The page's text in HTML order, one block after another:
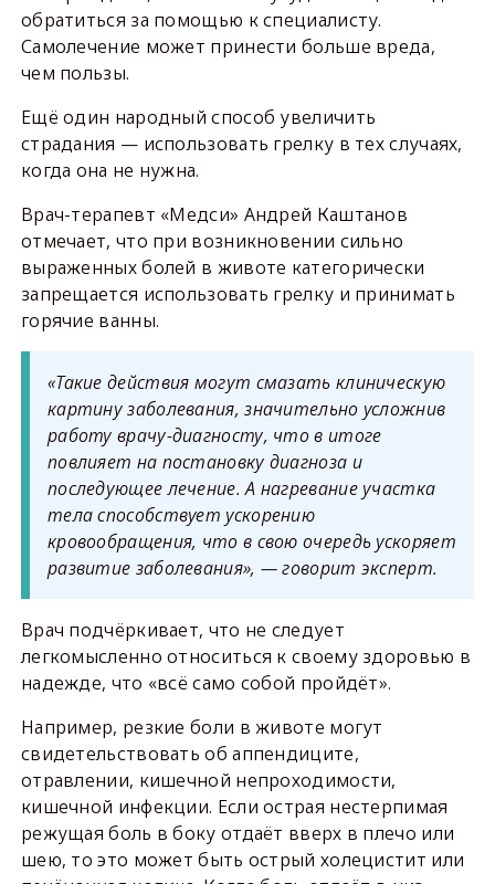
обратиться за помощью к специалисту.
Самолечение может принести больше вреда,
чем пользы.
Ещё один народный способ увеличить
страдания — использовать грелку в тех случаях,
когда она не нужна.
Врач-терапевт «Медси» Андрей Каштанов
отмечает, что при возникновении сильно
выраженных болей в животе категорически
запрещается использовать грелку и принимать
горячие ванны.
«Такие действия могут смазать клиническую
картину заболевания, значительно усложнив
работу врачу-диагносту, что в итоге
повлияет на постановку диагноза и
последующее лечение. А нагревание участка
тела способствует ускорению
кровообращения, что в свою очередь ускоряет
развитие заболевания», — говорит эксперт.
Врач подчёркивает, что не следует
легкомысленно относиться к своему здоровью в
надежде, что «всё само собой пройдёт».
Например, резкие боли в животе могут
свидетельствовать об аппендиците,
отравлении, кишечной непроходимости,
кишечной инфекции. Если острая нестерпимая
режущая боль в боку отдаёт вверх в плечо или
шею, то это может быть острый холецистит или